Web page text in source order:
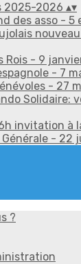
2025-2026 ▴▾
des asso -
Rois - 9
- 7
- 27
Solidaire:
invitation à
Générale - 22
?